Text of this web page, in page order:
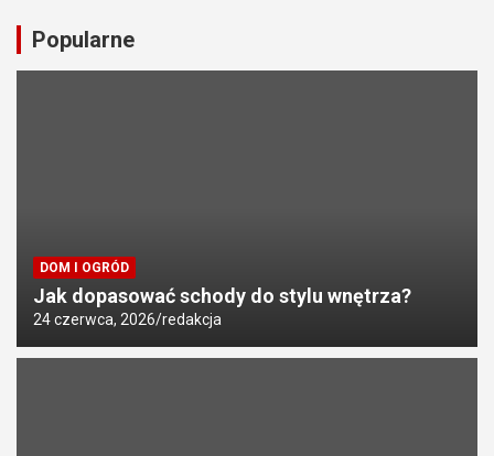
Popularne
DOM I OGRÓD
Jak dopasować schody do stylu wnętrza?
24 czerwca, 2026 redakcja